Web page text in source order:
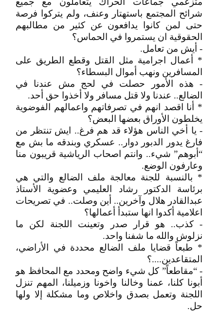
شرائح المجتمع باستهتار وعنف، ولم يتركوا فرصة
حتى لمن كانوا يدافعون عن كثير من مطالبهم
الحقوقية ان يستمروا في الحماس؟
- أيش من تعامل.
* أعمال اجرامية مثل القتل وقطع الطريق على
المسافرين ونهب أموال البسطاء؟
- هذه الأمور حصلت في لحج مش عندنا في
الضالع.. عندنا ولا قتل مسافر ولا أخذوا حق أحد.
* أنا اقصد انهم في تصرفاتهم واعمالهم الفوضوية
يخلطون الأوراق بعضها البعض؟
- يا أخي الناس هؤلاء قد هم فرغ.. ايش تنتظر من
فارغ يدور الدبور دوار.. عسكري وبندقه ما بش مع
“أبوهم” شيء.. وانتم اصحاب الرياشية قريبون منا
وعارفون الوضع.
* بالنسبة للجنة معالجة ملف الضالع والتي هي
برئاسة الدكتور رشاد العليمي وعضوية الأستاذ
عبدالقادر هلال وآخرين.. أين وصلت.. في تصريحات
اعلامية أكدوا انها ستبدأ أعمالها؟
- كذب.. هو قرار صدر وتعينت اللجنة لكن ما
نزلوش والله ما شفنا واحد.
* طبعاً قضايا ملف الضالع محددة في الأراضي،
المتقاعدين....؟
- “مقاطعاً” كل شيء واضح ومحدد مع المحافظ هو
أبونا كلنا، عمنا وخالنا واخونا وزميلنا، المهم تنزل
اللجنة وتعمل بصدق واخلاص وما مشكلة إلا ولها
حل.